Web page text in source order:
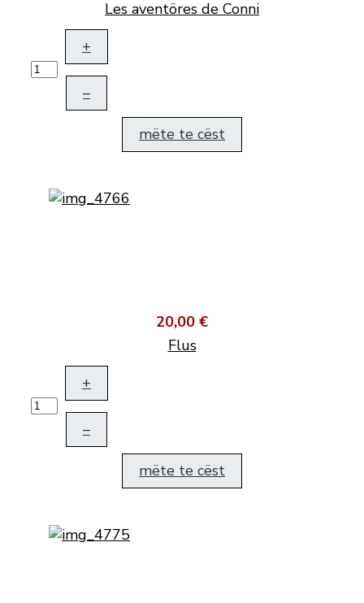
Les aventöres de Conni
+
–
mëte te cëst
20,00 €
Flus
+
–
mëte te cëst